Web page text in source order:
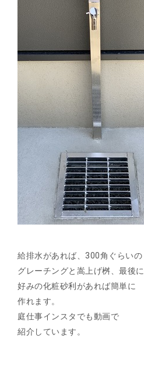
給排水があれば、300角ぐらいの
グレーチングと嵩上げ桝、最後に
好みの化粧砂利があれば簡単に
作れます。
庭仕事インスタでも動画で
紹介しています。